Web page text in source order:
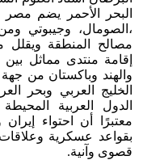
البحر الأحمر يضم مصر
،الصومال، وجيبوتي
مصالح المنطقة ويقلل
إقامة منتدى مماثل
والهند وباكستان من
الخليج العربي وبحر
الدول العربية
معتبرًا أن احتواء
بقواعد عسكرية
قصوى وآنية.